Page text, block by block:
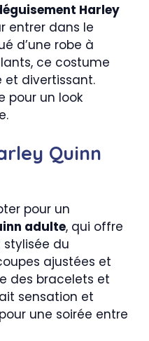
Harley
entrer dans le
d’une robe à
ce costume
et divertissant.
pour un look
Quinn
pour un
adulte, qui offre
stylisée du
ajustées et
des bracelets et
sensation et
une soirée entre